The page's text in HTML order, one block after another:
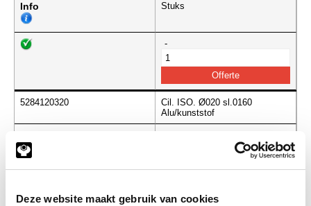
Deze website maakt gebruik van cookies
Info Stuks
-
5284120320
Cil. ISO. Ø020 sl.0160
Alu/kunststof
-